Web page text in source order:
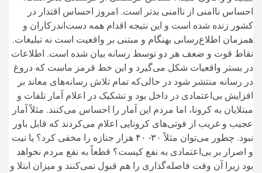
احساس ناامنی از ناامنی بدتر است. امروز احساس اقتدار در
کشور زنده شده است و این نتیجه اقدام همه دست‌اندرکاران و
همزمان اطلاع‌رسانی بهنگام و مبتنی بر واقعیت است نه تبلیغات.
نقاط قوت و ضعف هر دو توسط رسانه بیان شده است. اطلاعات
در بستر واقعیات شکل می‌گیرد و این خط قرمز ماست که دروغ
در رسانه منتشر شود در حالی‌که تمام تلاش رسانه‌های معاند بر
افزایش بی‌اعتمادی در داخل بود و تشکیک در اعلام آمار تلفات و
مبتلایان به کرونا، اما مردم این آمار را احساس می‌کنند. مثلاً آمار
عجیب و غریب از فوتی‌های کرونایی اعلام می‌کردند که قابل باور
نبود. چطور می‌توان مثلاً ۳۰- ۴۰ هزار جنازه را مخفی کرد؟ یا نیت
و اصرار بر بی‌اعتمادی به نفع کیست؟ قطعاً به نفع مردم نخواهد
بود زیرا آن وقت فاصله‌گذاری را هم قبول نمی‌کنند و میزان ابتلا و